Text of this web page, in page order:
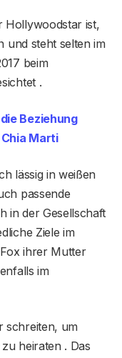
Hollywoodstar ist,
und steht selten im
beim
.
Beziehung
Marti
lässig in weißen
passende
in der Gesellschaft
Ziele im
ihrer Mutter
im
schreiten, um
heiraten . Das